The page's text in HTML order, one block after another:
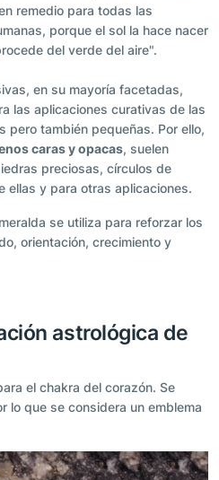
remedio para todas las
porque el sol la hace nacer
del verde del aire".
en su mayoría facetadas,
las aplicaciones curativas de las
pero también pequeñas. Por ello,
caras y opacas, suelen
preciosas, círculos de
ellas y para otras aplicaciones.
se utiliza para reforzar los
orientación, crecimiento y
astrológica de
el chakra del corazón. Se
lo que se considera un emblema